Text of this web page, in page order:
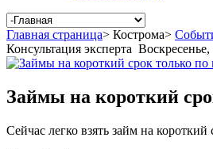
Главная страница> Кострома>
Консультация эксперта
Займы на короткий
Сейчас легко взять займ на